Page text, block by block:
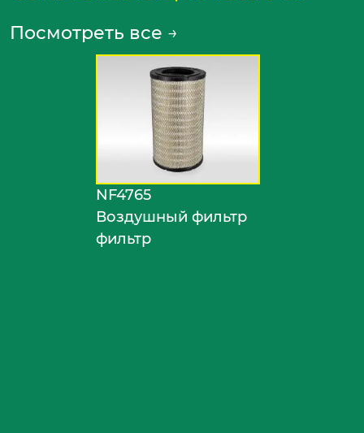
Посмотреть все →
NF4765
Воздушный фильтр
фильтр